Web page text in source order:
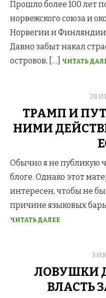
Прошло более 100 лет
норвежского союза и
Норвегии и
Давно забыт накал
островов, […]
ЧИТАТЬ
28
ТРАМП И
НИМИ
Обычно я не публикую
блоге. Однако этот
интересен, чтобы не
причине языковых
ЧИТАТЬ ДАЛЕЕ
3
ЛОВУШКИ
ВЛАСТЬ